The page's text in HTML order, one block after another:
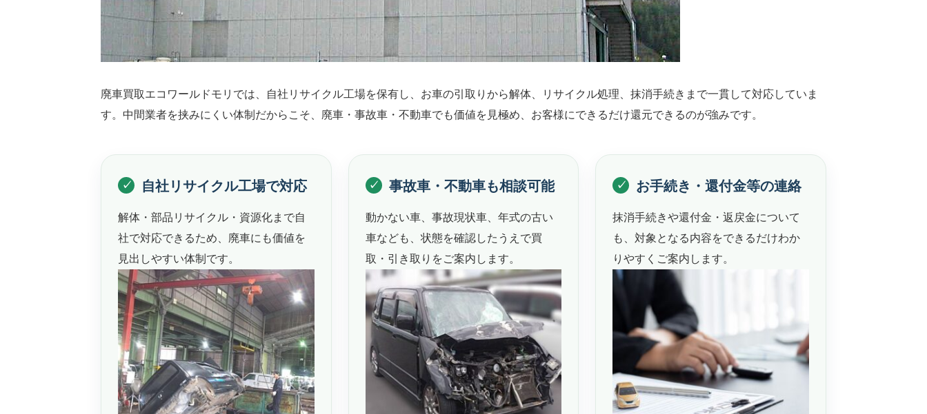
廃車買取エコワールドモリでは、自社リサイクル工場を保有し、お車の引取りから解体、リサイクル処理、抹消手続きまで一貫して対応していま
す。中間業者を挟みにくい体制だからこそ、廃車・事故車・不動車でも価値を見極め、お客様にできるだけ還元できるのが強みです。
自社リサイクル工場で対応
解体・部品リサイクル・資源化まで自
社で対応できるため、廃車にも価値を
見出しやすい体制です。
事故車・不動車も相談可能
動かない車、事故現状車、年式の古い
車なども、状態を確認したうえで買
取・引き取りをご案内します。
お手続き・還付金等の連絡
抹消手続きや還付金・返戻金について
も、対象となる内容をできるだけわか
りやすくご案内します。